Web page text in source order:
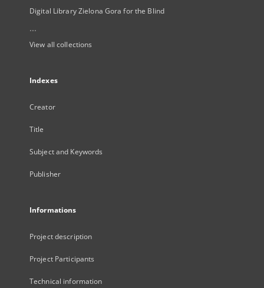
Digital Library Zielona Gora for the Blind
...
View all collections
Indexes
Creator
Title
Subject and Keywords
Publisher
Informations
Project description
Project Participants
Technical information